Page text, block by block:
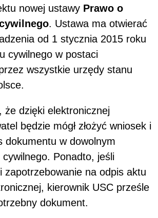
nowej ustawy Prawo o
. Ustawa ma otwierać
od 1 stycznia 2015 roku
cywilnego w postaci
wszystkie urzędy stanu
że dzięki elektronicznej
będzie mógł złożyć wniosek i
dokumentu w dowolnym
Ponadto, jeśli
zapotrzebowanie na odpis aktu
kierownik USC prześle
dokument.